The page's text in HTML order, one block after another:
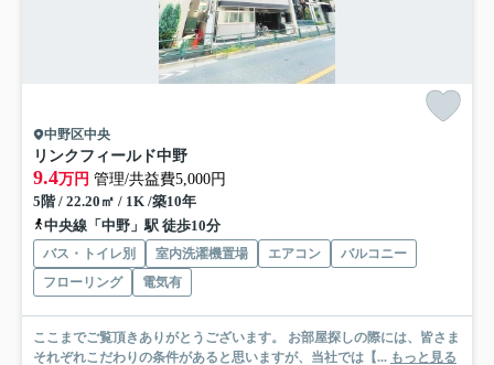
中野区中央
リンクフィールド中野
9.4万円 管理/共益費5,000円
5階 / 22.20㎡ / 1K /築10年
中央線「中野」駅 徒歩10分
バス・トイレ別 室内洗濯機置場 エアコン
バルコニー
フローリング
電気有
ここまでご覧頂きありがとうございます。 お部屋探しの際には、皆さま
それぞれこだわりの条件があると思いますが、当社では【... もっと見る